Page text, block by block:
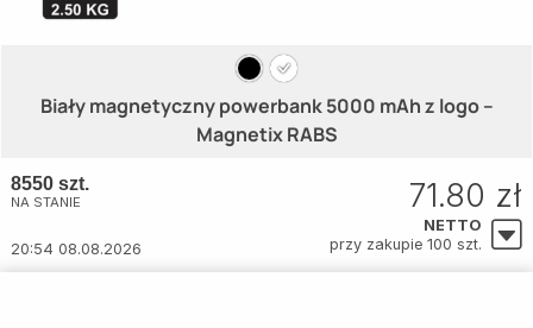
Biały magnetyczny powerbank 5000 mAh z logo –
Magnetix RABS
8550 szt.
NA STANIE
20:54 08.08.2026
71.80 zł
NETTO
przy zakupie 100 szt.